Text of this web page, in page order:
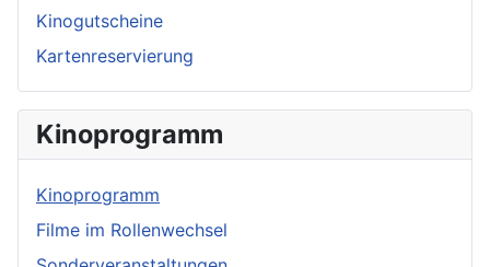
Kinogutscheine
Kartenreservierung
Kinoprogramm
Kinoprogramm
Filme im Rollenwechsel